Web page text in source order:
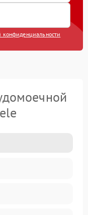
конфиденциальности